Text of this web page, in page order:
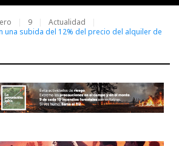
9
Actualidad
una subida del 12% del precio del alquiler de